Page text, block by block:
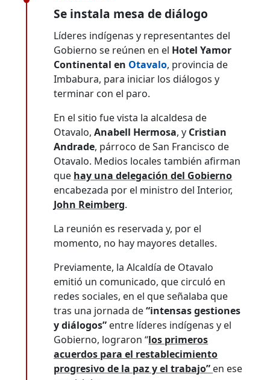
Se instala mesa de diálogo
Líderes indígenas y representantes del
Gobierno se reúnen en el Hotel Yamor
Continental en Otavalo, provincia de
Imbabura, para iniciar los diálogos y
terminar con el paro.
En el sitio fue vista la alcaldesa de
Otavalo,Anabell Hermosa, y Cristian
Andrade, párroco de San Francisco de
Otavalo. Medios locales también afirman
que hay una delegación del Gobierno
encabezada por el ministro del Interior,
John Reimberg.
La reunión es reservada y, por el
momento, no hay mayores detalles.
Previamente, la Alcaldía de Otavalo
emitió un comunicado, que circuló en
redes sociales, en el que señalaba que
tras una jornada de“intensas gestiones
y diálogos” entre líderes indígenas y el
Gobierno, lograron “los primeros
acuerdos para el restablecimiento
progresivo de la paz y el trabajo” en ese